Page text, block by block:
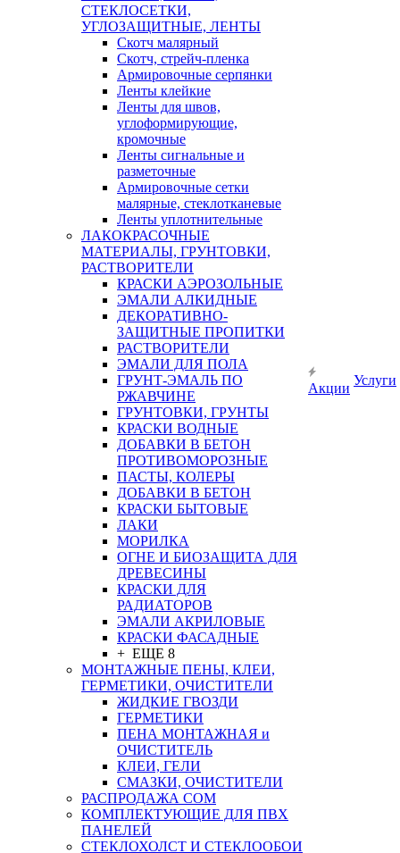
СТЕКЛОСЕТКИ,
УГЛОЗАЩИТНЫЕ, ЛЕНТЫ
Скотч малярный
Скотч, стрейч-пленка
Армировочные серпянки
Ленты клейкие
Ленты для швов,
углоформирующие,
кромочные
Ленты сигнальные и
разметочные
Армировочные сетки
малярные, стеклотканевые
Ленты уплотнительные
ЛАКОКРАСОЧНЫЕ
МАТЕРИАЛЫ, ГРУНТОВКИ,
РАСТВОРИТЕЛИ
КРАСКИ АЭРОЗОЛЬНЫЕ
ЭМАЛИ АЛКИДНЫЕ
ДЕКОРАТИВНО-
ЗАЩИТНЫЕ ПРОПИТКИ
РАСТВОРИТЕЛИ
ЭМАЛИ ДЛЯ ПОЛА
ГРУНТ-ЭМАЛЬ ПО
РЖАВЧИНЕ
ГРУНТОВКИ, ГРУНТЫ
КРАСКИ ВОДНЫЕ
ДОБАВКИ В БЕТОН
ПРОТИВОМОРОЗНЫЕ
ПАСТЫ, КОЛЕРЫ
ДОБАВКИ В БЕТОН
КРАСКИ БЫТОВЫЕ
ЛАКИ
МОРИЛКА
ОГНЕ И БИОЗАЩИТА ДЛЯ
ДРЕВЕСИНЫ
КРАСКИ ДЛЯ
РАДИАТОРОВ
ЭМАЛИ АКРИЛОВЫЕ
КРАСКИ ФАСАДНЫЕ
+ ЕЩЕ 8
МОНТАЖНЫЕ ПЕНЫ, КЛЕИ,
ГЕРМЕТИКИ, ОЧИСТИТЕЛИ
ЖИДКИЕ ГВОЗДИ
ГЕРМЕТИКИ
ПЕНА МОНТАЖНАЯ и
ОЧИСТИТЕЛЬ
КЛЕИ, ГЕЛИ
СМАЗКИ, ОЧИСТИТЕЛИ
РАСПРОДАЖА СОМ
КОМПЛЕКТУЮЩИЕ ДЛЯ ПВХ
ПАНЕЛЕЙ
СТЕКЛОХОЛСТ И СТЕКЛООБОИ
Акции
Услуги